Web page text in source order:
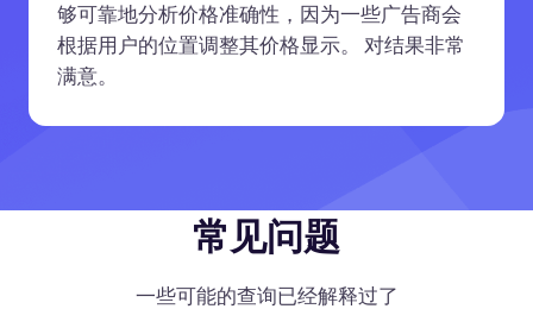
够可靠地分析价格准确性，因为一些广告商会
根据用户的位置调整其价格显示。 对结果非常
满意。
常见问题
一些可能的查询已经解释过了